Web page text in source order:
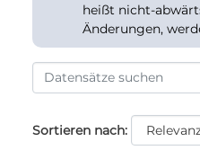
heißt nicht-
Änderungen,
Sortieren nach